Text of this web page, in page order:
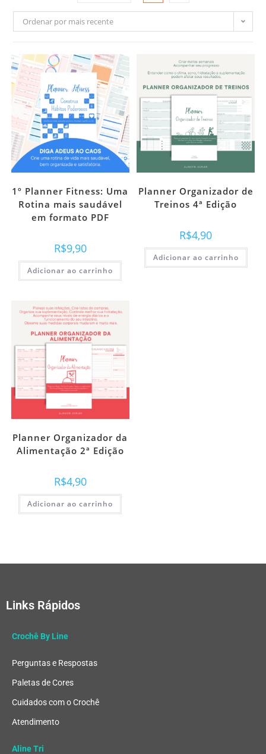
Ordenar por mais recente
1º Planner Fitness: Uma
Rotina mais saudável
em formato PDF
R$9,90
Adicionar ao carrinho
Planner Organizador de
Treinos 4ª Edição
R$4,90
Adicionar ao carrinho
Planner Organizador da
Alimentação 2ª Edição
R$4,90
Adicionar ao carrinho
Links Rápidos
Crochê By Line
Perguntas e Respostas
Paletas de Cores
Cuidados com o Crochê
Atendimento
Aline Tri